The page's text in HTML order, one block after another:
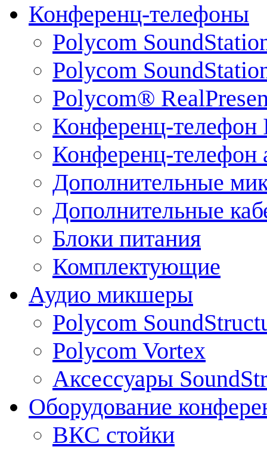
Конференц-телефоны
Polycom
Polycom
Polycom®
Конференц-телефон
Конференц-телефон
Дополнительные
Дополнительные
Блоки питания
Комплектующие
Аудио микшеры
Polycom
Polycom Vortex
Аксессуары
Оборудование
ВКС стойки